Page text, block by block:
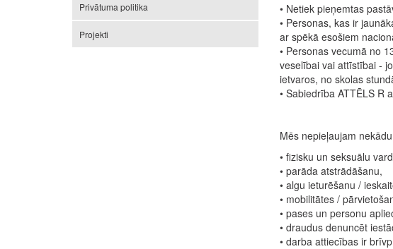
Privātuma politika
Projekti
• Netiek pieņemtas
• Personas, kas ir
ar spēkā esošiem
• Personas vecumā no
veselībai vai attīstībai -
ietvaros, no skolas
• Sabiedrība ATTĒLS R
Mēs nepieļaujam
• fizisku un seksuālu
• parāda atstrādāšanu,
• algu ieturēšanu /
• mobilitātes /
• pases un personu
• draudus denuncēt
• darba attiecības ir